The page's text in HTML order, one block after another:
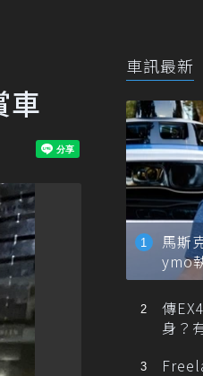
車
車訊最新
馬斯
ymo
自動
傳
身？